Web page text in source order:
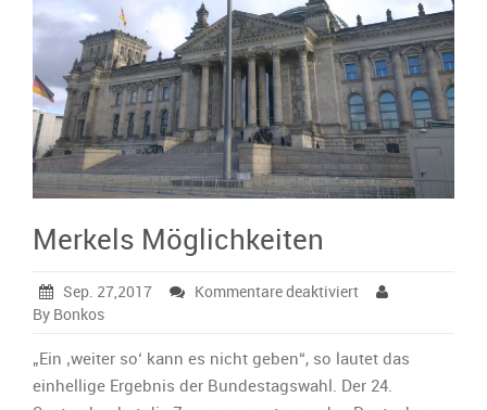
Merkels Möglichkeiten
Sep. 27,2017 Kommentare deaktiviertfür
By Bonkos
„Ein ‚weiter so‘ kann es nicht geben“, so lautet das
einhellige Ergebnis der Bundestagswahl. Der 24.